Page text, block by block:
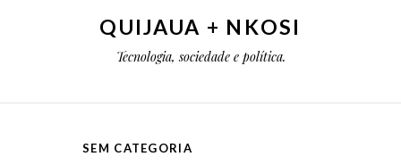
QUIJAUA + NKOSI
Tecnologia, sociedade e política.
SEM CATEGORIA